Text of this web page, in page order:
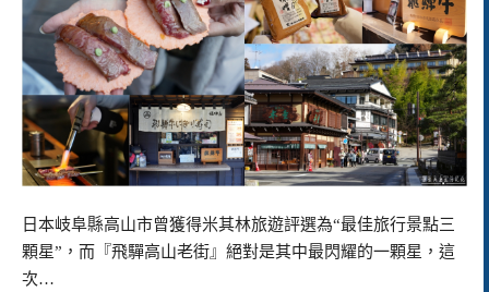
日本岐阜縣高山市曾獲得米其林旅遊評選為“最佳旅行景點三
顆星”，而『飛驒高山老街』絕對是其中最閃耀的一顆星，這
次…